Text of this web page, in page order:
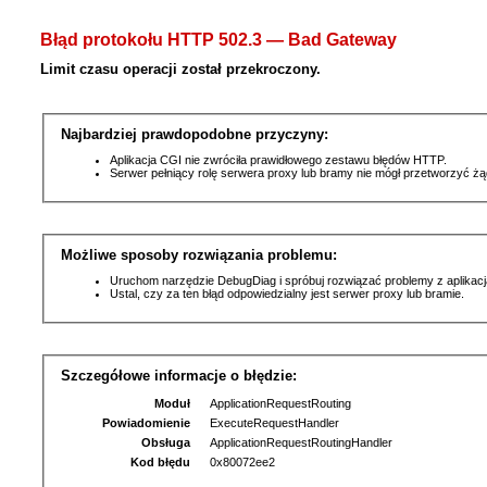
Błąd protokołu HTTP 502.3 — Bad Gateway
Limit czasu operacji został przekroczony.
Najbardziej prawdopodobne przyczyny:
Aplikacja CGI nie zwróciła prawidłowego zestawu błędów HTTP.
Serwer pełniący rolę serwera proxy lub bramy nie mógł przetworzyć
Możliwe sposoby rozwiązania problemu:
Uruchom narzędzie DebugDiag i spróbuj rozwiązać problemy z
Ustal, czy za ten błąd odpowiedzialny jest serwer proxy lub bramie.
Szczegółowe informacje o błędzie:
Moduł
ApplicationRequestRouting
Powiadomienie
ExecuteRequestHandler
Obsługa
ApplicationRequestRoutingHandler
Kod błędu
0x80072ee2